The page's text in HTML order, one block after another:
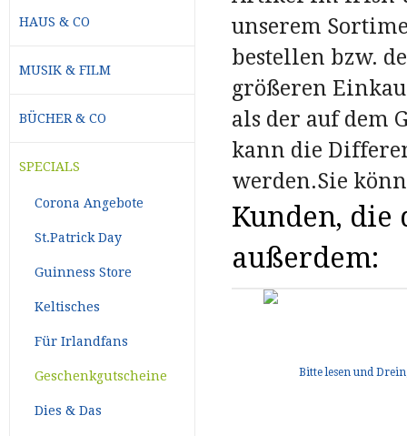
unserem
bestellen bzw.
größeren
als der auf dem
kann die
werden.Sie
Kunden, die
außerdem:
HAUS & CO
MUSIK & FILM
BÜCHER & CO
SPECIALS
Corona Angebote
St.Patrick Day
Guinness Store
Keltisches
Für Irlandfans
Geschenkgutscheine
Dies & Das